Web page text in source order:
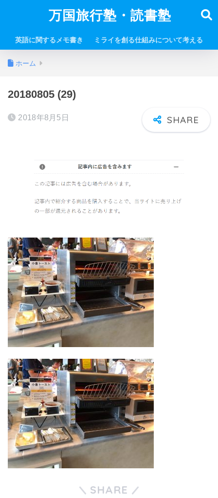
万国旅行塾・読書塾
英語に関するメモ書き ミライを創る仕組みについて考える
ホーム
20180805 (29)
2018年8月5日
SHARE